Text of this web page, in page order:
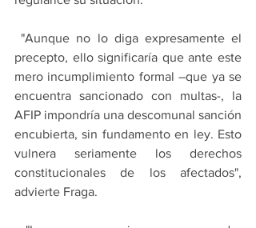
precepto, ello significaría que ante este
mero incumplimiento formal –que ya se
encuentra sancionado con multas-, la
AFIP impondría una descomunal sanción
encubierta, sin fundamento en ley. Esto
vulnera seriamente los derechos
constitucionales de los afectados",
advierte Fraga.